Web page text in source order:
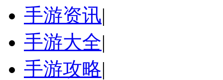
手游资讯|
手游大全|
手游攻略|